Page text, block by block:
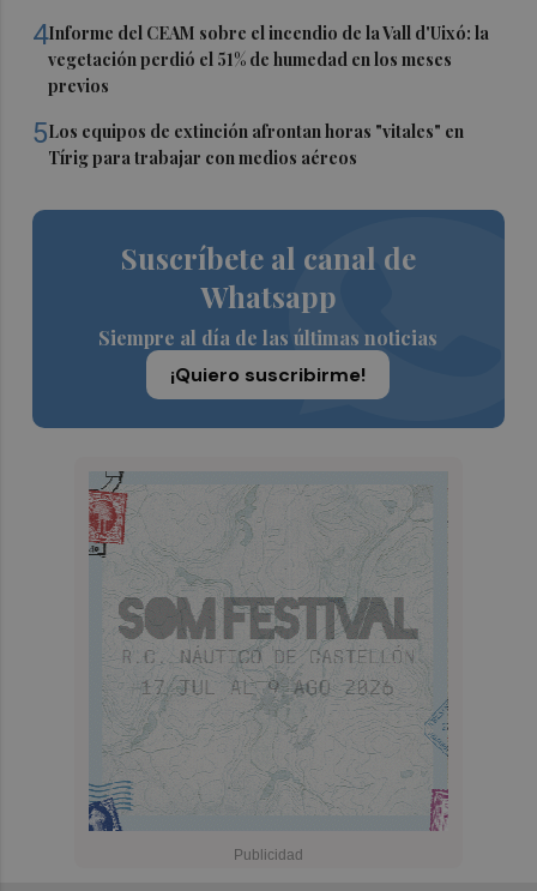
4Informe del CEAM sobre el incendio de la Vall d'Uixó: la
vegetación perdió el 51% de humedad en los meses
previos
5Los equipos de extinción afrontan horas "vitales" en
Tírig para trabajar con medios aéreos
Suscríbete al canal de
Whatsapp
Siempre al día de las últimas noticias
¡Quiero suscribirme!